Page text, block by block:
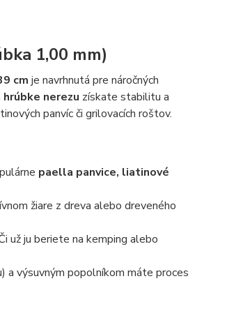
1,00 mm)
cm je navrhnutá pre náročných
hrúbke nerezu získate stabilitu a
panvíc či grilovacích roštov.
paella panvice, liatinové
žiare z dreva alebo dreveného
už ju beriete na kemping alebo
a výsuvným popolníkom máte proces